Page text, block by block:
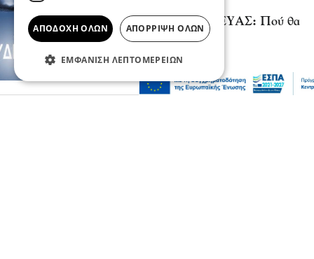
Έκτακτη Ανακοίνωση ΔΕΥΑΣ: Πού θα
γίνει αύριο διακοπή
ΑΠΟΔΟΧΉ ΌΛΩΝ ΑΠΌΡΡΙΨΗ ΌΛΩΝ
ΕΜΦΆΝΙΣΗ ΛΕΠΤΟΜΕΡΕΙΏΝ